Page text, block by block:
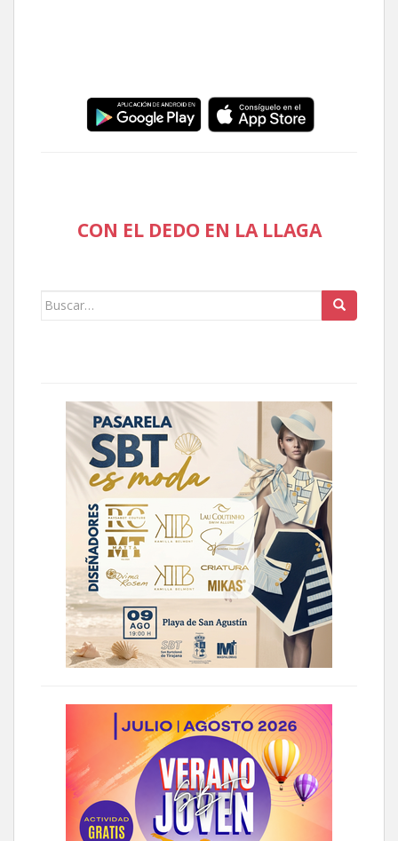
CON EL DEDO EN LA LLAGA
Buscar: